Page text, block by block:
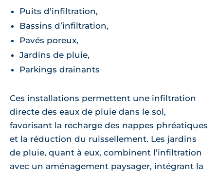
Puits d'infiltration,
Bassins d’infiltration,
Pavés poreux,
Jardins de pluie,
Parkings drainants
Ces installations permettent une infiltration
directe des eaux de pluie dans le sol,
favorisant la recharge des nappes phréatiques
et la réduction du ruissellement. Les jardins
de pluie, quant à eux, combinent l’infiltration
avec un aménagement paysager, intégrant la